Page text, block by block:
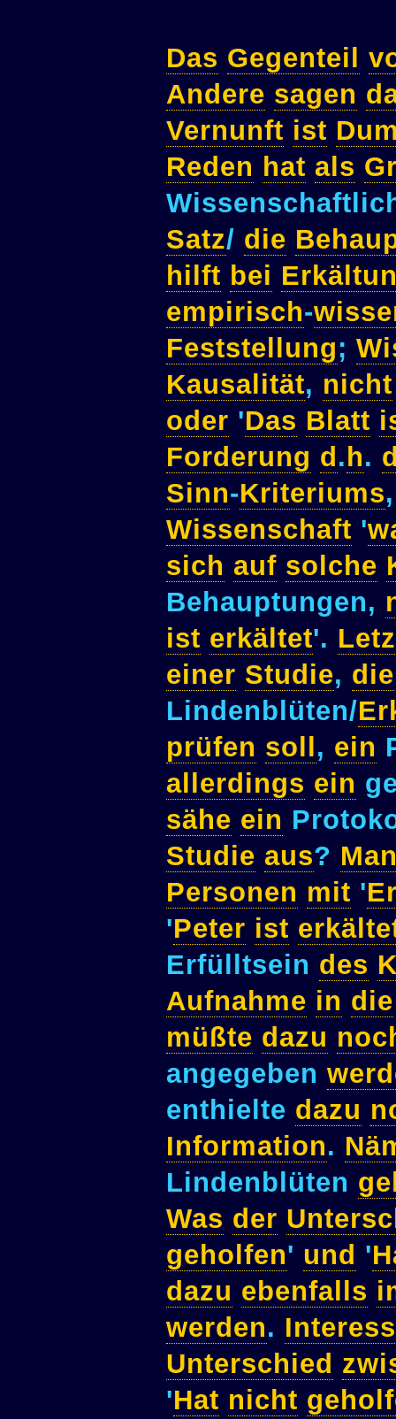
Das Gegenteil
Andere sagen
Vernunft ist
Reden hat als
Satz/ die
hilft bei
empirisch-
Feststellung;
Kausalität, nicht
oder 'Das Blatt
Forderung d.h.
Sinn-Kriteriums
Wissenschaft '
sich auf solche
Behauptungen,
ist erkältet'.
einer Studie, die
Lindenblüten/
prüfen soll, ein
allerdings ein
sähe ein
Studie aus?
Personen mit '
'Peter ist
Erfülltsein des
Aufnahme in die
müßte dazu
angegeben
enthielte dazu
Information.
Lindenblüten
Was der
geholfen' und '
dazu ebenfalls
werden.
Unterschied
'Hat nicht